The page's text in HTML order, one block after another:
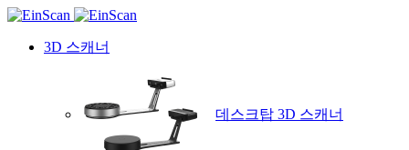
3D 스캐너
데스크탑 3D 스캐너